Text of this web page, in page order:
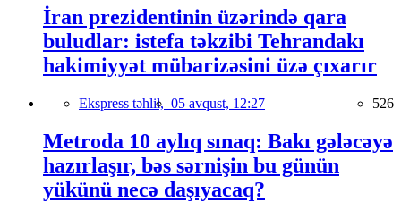
İran prezidentinin üzərində qara
buludlar: istefa təkzibi Tehrandakı
hakimiyyət mübarizəsini üzə çıxarır
Ekspress təhlil, 05 avqust, 12:27 526
Metroda 10 aylıq sınaq: Bakı gələcəyə
hazırlaşır, bəs sərnişin bu günün
yükünü necə daşıyacaq?